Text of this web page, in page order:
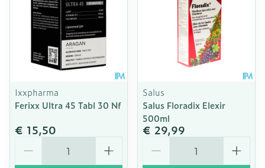
Ixxpharma
Ferixx Ultra 45 Tabl 30 Nf
€ 15,50
Salus
Salus Floradix Elexir
500ml
€ 29,99